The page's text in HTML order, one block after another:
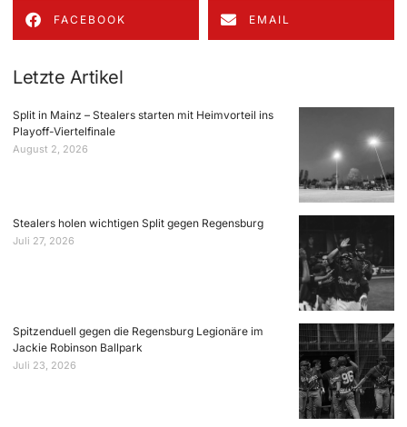
FACEBOOK EMAIL
Letzte Artikel
Split in Mainz – Stealers starten mit Heimvorteil ins
Playoff-Viertelfinale
August 2, 2026
Stealers holen wichtigen Split gegen Regensburg
Juli 27, 2026
Spitzenduell gegen die Regensburg Legionäre im
Jackie Robinson Ballpark
Juli 23, 2026